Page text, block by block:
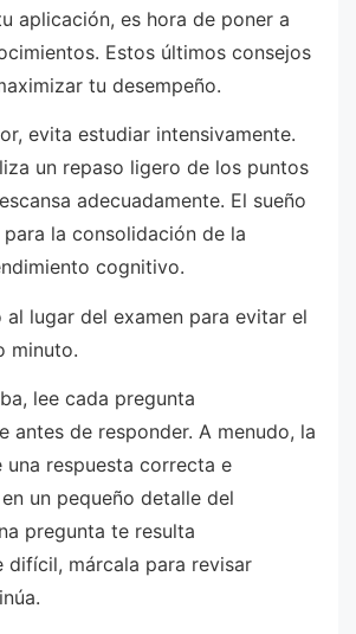
aplicación, es hora de poner a
Estos últimos consejos
tu desempeño.
evita estudiar intensivamente.
un repaso ligero de los puntos
adecuadamente. El sueño
la consolidación de la
cognitivo.
al lugar del examen para evitar el
minuto.
lee cada pregunta
antes de responder. A menudo, la
una respuesta correcta e
un pequeño detalle del
pregunta te resulta
difícil, márcala para revisar